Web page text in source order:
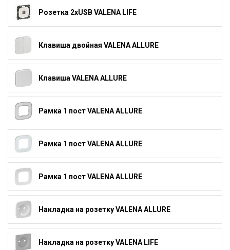
Розетка 2xUSB VALENA LIFE
Клавиша двойная VALENA ALLURE
Клавиша VALENA ALLURE
Рамка 1 пост VALENA ALLURE
Рамка 1 пост VALENA ALLURE
Рамка 1 пост VALENA ALLURE
Накладка на розетку VALENA ALLURE
Накладка на розетку VALENA LIFE